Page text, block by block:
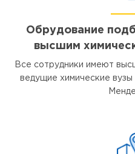
Обрудование
высшим
Все сотрудники имеют
ведущие химические